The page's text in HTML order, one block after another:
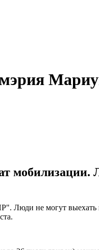
мобилизации.
Люди не могут